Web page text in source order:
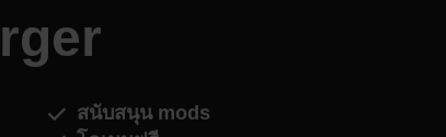
สนับสนุน mods